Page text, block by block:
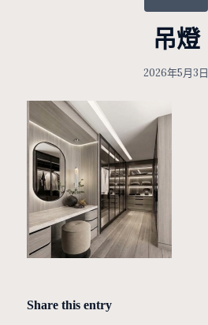
吊燈
2026年5月3日
Share this entry